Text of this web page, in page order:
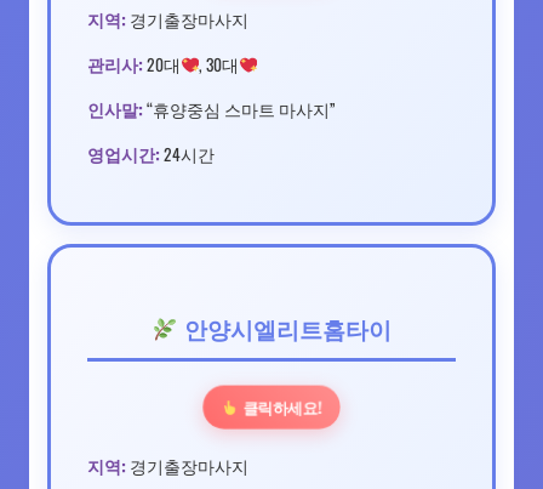
지역: 경기출장마사지
관리사: 20대 , 30대
인사말: “휴양중심 스마트 마사지”
영업시간: 24시간
안양시엘리트홈타이
클릭하세요!
지역: 경기출장마사지